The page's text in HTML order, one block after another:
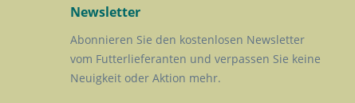
Newsletter
Abonnieren Sie den kostenlosen Newsletter
vom Futterlieferanten und verpassen Sie keine
Neuigkeit oder Aktion mehr.